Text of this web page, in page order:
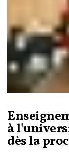
à
dès la